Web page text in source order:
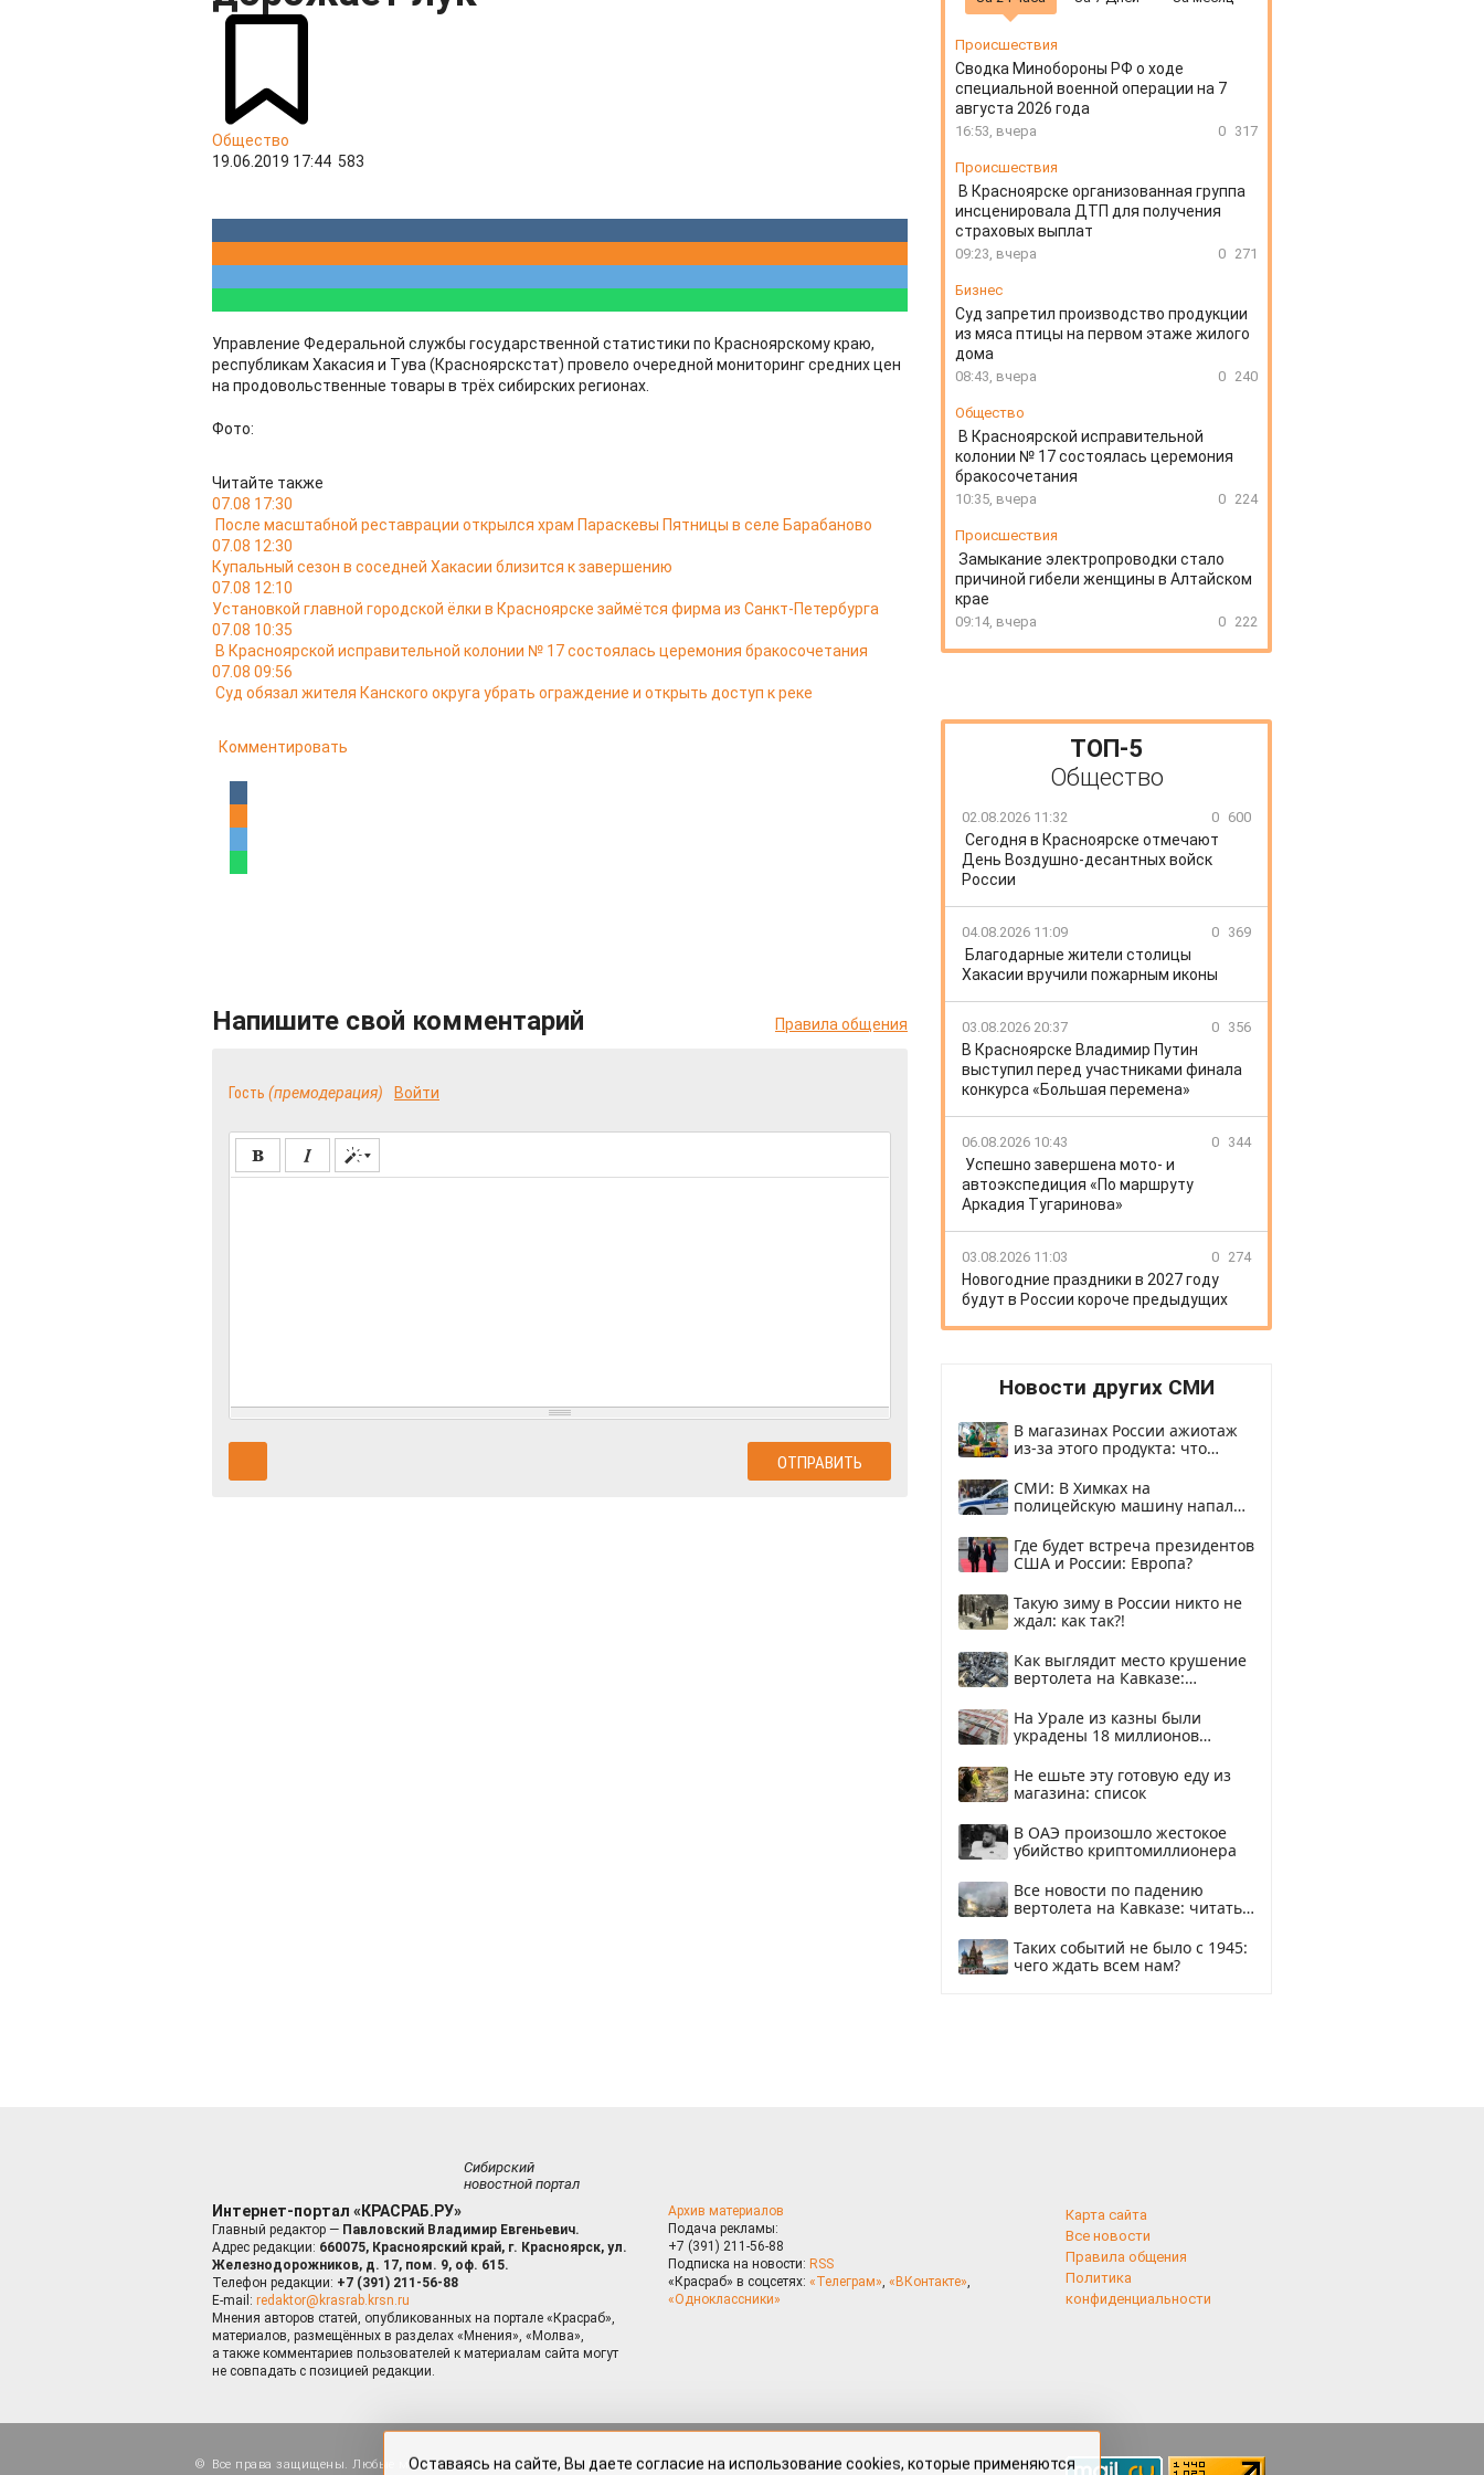
Общество
19.06.2019 17:44 583
Управление Федеральной службы государственной статистики по Красноярскому краю,
республикам Хакасия и Тува (Красноярскстат) провело очередной мониторинг средних цен
на продовольственные товары в трёх сибирских регионах.
Фото:
Читайте также
07.08 17:30
После масштабной реставрации открылся храм Параскевы Пятницы в селе Барабаново
07.08 12:30
Купальный сезон в соседней Хакасии близится к завершению
07.08 12:10
Установкой главной городской ёлки в Красноярске займётся фирма из Санкт-Петербурга
07.08 10:35
В Красноярской исправительной колонии № 17 состоялась церемония бракосочетания
07.08 09:56
Суд обязал жителя Канского округа убрать ограждение и открыть доступ к реке
Комментировать
Напишите свой комментарий Правила общения
Гость (премодерация) Войти
Происшествия
Сводка Минобороны РФ о ходе
специальной военной операции на 7
августа 2026 года
16:53, вчера 0 317
Происшествия
В Красноярске организованная группа
инсценировала ДТП для получения
страховых выплат
09:23, вчера 0 271
Бизнес
Суд запретил производство продукции
из мяса птицы на первом этаже жилого
дома
08:43, вчера 0 240
Общество
В Красноярской исправительной
колонии № 17 состоялась церемония
бракосочетания
10:35, вчера 0 224
Происшествия
Замыкание электропроводки стало
причиной гибели женщины в Алтайском
крае
09:14, вчера 0 222
ТОП-5
Общество
02.08.2026 11:32 0 600
Сегодня в Красноярске отмечают
День Воздушно-десантных войск
России
04.08.2026 11:09 0 369
Благодарные жители столицы
Хакасии вручили пожарным иконы
03.08.2026 20:37 0 356
В Красноярске Владимир Путин
выступил перед участниками финала
конкурса «Большая перемена»
06.08.2026 10:43 0 344
Успешно завершена мото- и
автоэкспедиция «По маршруту
Аркадия Тугаринова»
03.08.2026 11:03 0 274
Новогодние праздники в 2027 году
будут в России короче предыдущих
Новости других СМИ
В магазинах России ажиотаж
из-за этого продукта: что
СМИ: В Химках на
полицейскую машину напали
Где будет встреча президентов
США и России: Европа?
Такую зиму в России никто не
ждал: как так?!
Как выглядит место крушение
вертолета на Кавказе:
На Урале из казны были
украдены 18 миллионов
Не ешьте эту готовую еду из
магазина: список
В ОАЭ произошло жестокое
убийство криптомиллионера
Все новости по падению
вертолета на Кавказе: читать
Таких событий не было с 1945:
чего ждать всем нам?
Сибирский
новостной портал
Интернет-портал «КРАСРАБ.РУ»
Главный редактор — Павловский Владимир Евгеньевич.
Адрес редакции: 660075, Красноярский край, г. Красноярск, ул.
Железнодорожников, д. 17, пом. 9, оф. 615.
Телефон редакции: +7 (391) 211-56-88
E-mail: redaktor@krasrab.krsn.ru
Мнения авторов статей, опубликованных на портале «Красраб»,
материалов, размещённых в разделах «Мнения», «Молва»,
а также комментариев пользователей к материалам сайта могут
не совпадать с позицией редакции.
Архив материалов
Подача рекламы:
+7 (391) 211-56-88
Подписка на новости: RSS
«Красраб» в соцсетях: «Телеграм», «ВКонтакте»,
«Одноклассники»
Карта сайта
Все новости
Правила общения
Политика
конфиденциальности
Все права защищены. Любые материалы, размещённые на портале «Красраб.ру» сотрудниками редакции, нештатными
Оставаясь на сайте, Вы даете согласие на использование cookies, которые применяются
можно через настройки Вашего браузера.